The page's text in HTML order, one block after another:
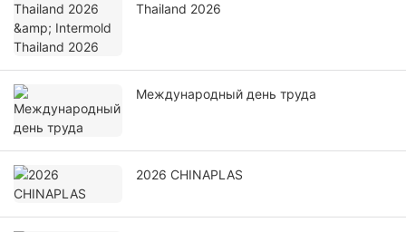
Thailand 2026
Международный день труда
2026 CHINAPLAS